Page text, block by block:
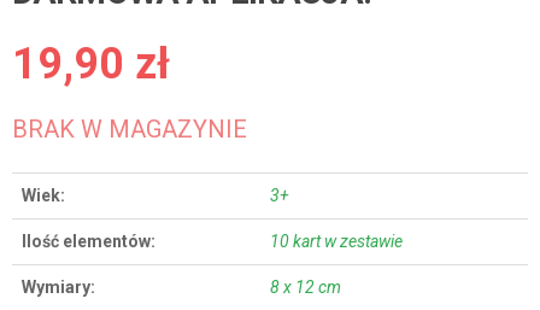
19,90 zł
BRAK W MAGAZYNIE
Wiek 3+
Ilość elementów 10 kart w zestawie
Wymiary 8 x 12 cm